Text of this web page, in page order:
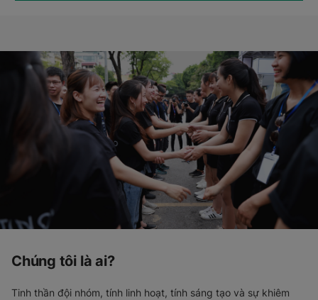
Chúng tôi là ai?
Tinh thần đội nhóm, tính linh hoạt, tính sáng tạo và sự khiêm